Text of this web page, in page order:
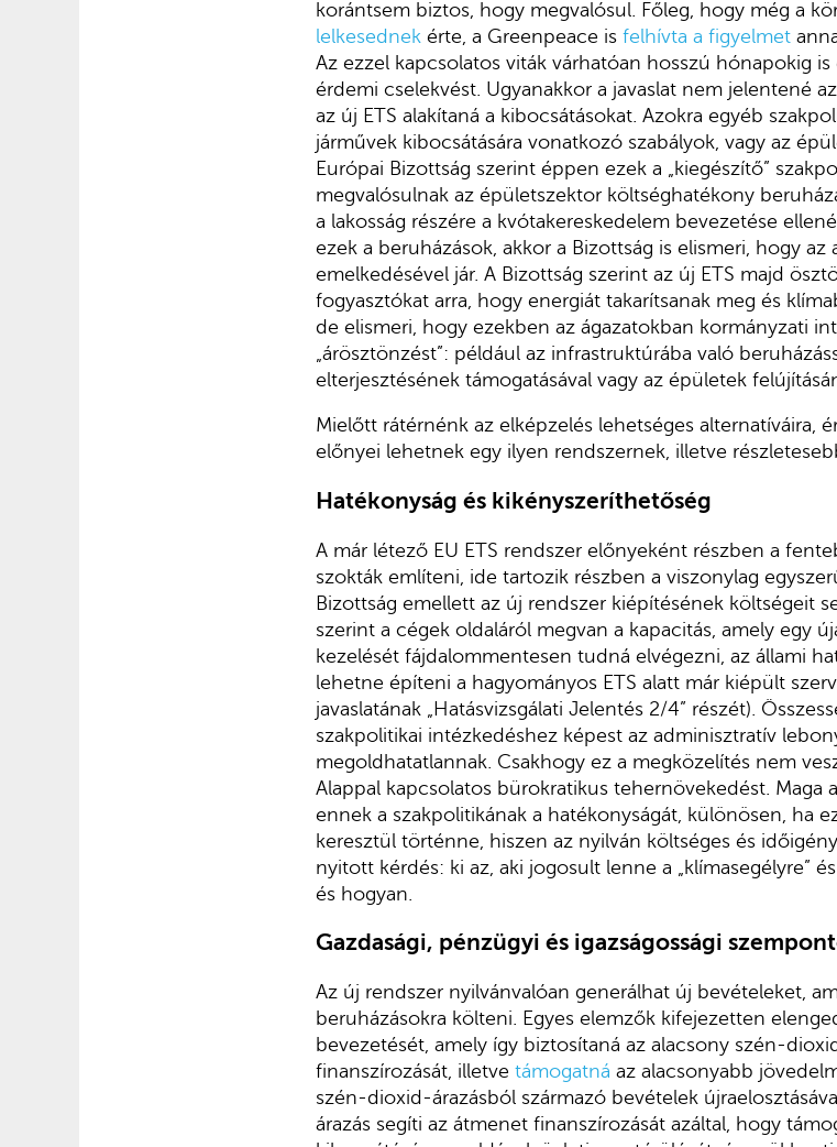
korántsem biztos, hogy megvalósul. Főleg, hogy még a
lelkesednek érte, a Greenpeace is felhívta a figyelmet
Az ezzel kapcsolatos viták várhatóan hosszú hónapokig
érdemi cselekvést. Ugyanakkor a javaslat nem jelentené
az új ETS alakítaná a kibocsátásokat. Azokra egyéb
járművek kibocsátására vonatkozó szabályok, vagy az
Európai Bizottság szerint éppen ezek a „kiegészítő”
megvalósulnak az épületszektor költséghatékony
a lakosság részére a kvótakereskedelem bevezetése
ezek a beruházások, akkor a Bizottság is elismeri, hogy az
emelkedésével jár. A Bizottság szerint az új ETS majd
fogyasztókat arra, hogy energiát takarítsanak meg és
de elismeri, hogy ezekben az ágazatokban kormányzati
„árösztönzést”: például az infrastruktúrába való
elterjesztésének támogatásával vagy az épületek
Mielőtt rátérnénk az elképzelés lehetséges alternatíváira,
előnyei lehetnek egy ilyen rendszernek, illetve
Hatékonyság és kikényszeríthetőség
A már létező EU ETS rendszer előnyeként részben a
szokták említeni, ide tartozik részben a viszonylag
Bizottság emellett az új rendszer kiépítésének költségeit
szerint a cégek oldaláról megvan a kapacitás, amely egy
kezelését fájdalommentesen tudná elvégezni, az állami
lehetne építeni a hagyományos ETS alatt már kiépült
javaslatának „Hatásvizsgálati Jelentés 2/4” részét).
szakpolitikai intézkedéshez képest az adminisztratív
megoldhatatlannak. Csakhogy ez a megközelítés nem
Alappal kapcsolatos bürokratikus tehernövekedést. Maga
ennek a szakpolitikának a hatékonyságát, különösen, ha
keresztül történne, hiszen az nyilván költséges és
nyitott kérdés: ki az, aki jogosult lenne a „klímasegélyre”
és hogyan.
Gazdasági, pénzügyi és igazságossági
Az új rendszer nyilvánvalóan generálhat új bevételeket,
beruházásokra költeni. Egyes elemzők kifejezetten
bevezetését, amely így biztosítaná az alacsony szén-
finanszírozását, illetve támogatná az alacsonyabb
szén-dioxid-árazásból származó bevételek
árazás segíti az átmenet finanszírozását azáltal, hogy